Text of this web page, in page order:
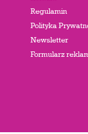
Regulamin
Polityka
Newsletter
Formularz